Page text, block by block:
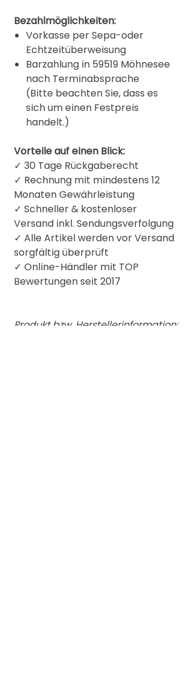
Bezahlmöglichkeiten:
Vorkasse per Sepa-oder
Echtzeitüberweisung
Barzahlung in 59519 Möhnesee
nach Terminabsprache
(Bitte beachten Sie, dass es
sich um einen Festpreis
handelt.)
Vorteile auf einen Blick:
✓ 30 Tage Rückgaberecht
✓ Rechnung mit mindestens 12
Monaten Gewährleistung
✓ Schneller & kostenloser
Versand inkl. Sendungsverfolgung
✓ Alle Artikel werden vor Versand
sorgfältig überprüft
✓ Online-Händler mit TOP
Bewertungen seit 2017
Produkt bzw. Herstellerinformation: